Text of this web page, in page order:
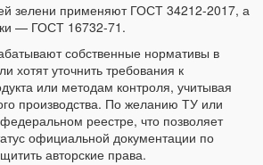
зелени применяют ГОСТ 34212-2017, а
— ГОСТ 16732-71.
собственные нормативы в
хотят уточнить требования к
или методам контроля, учитывая
производства. По желанию ТУ или
реестре, что позволяет
официальной документации по
авторские права.